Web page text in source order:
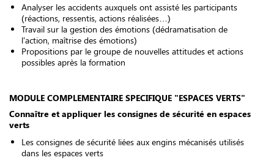
Analyser les accidents auxquels ont assisté les participants
(réactions, ressentis, actions réalisées…)
Travail sur la gestion des émotions (dédramatisation de
l'action, maîtrise des émotions)
Propositions par le groupe de nouvelles attitudes et actions
possibles après la formation
MODULE COMPLEMENTAIRE SPECIFIQUE "ESPACES VERTS"
Connaître et appliquer les consignes de sécurité en espaces
verts
Les consignes de sécurité liées aux engins mécanisés utilisés
dans les espaces verts